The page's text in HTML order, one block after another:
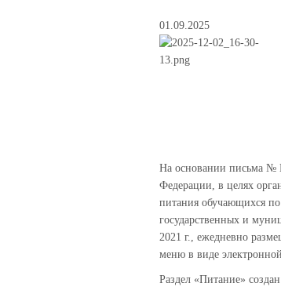
01.09.2025
На основании письма №
Федерации, в целях
питания обучающихся
государственных и
2021 г., ежедневно
меню в виде
Раздел «Питание»